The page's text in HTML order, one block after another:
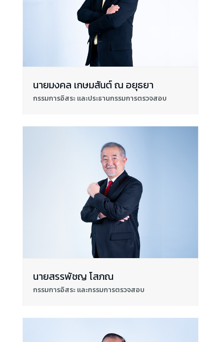
นายมงคล เกษมสันต์ ณ อยุธยา
กรรมการอิสระ และประธานกรรมการตรวจสอบ
นายสรรพัชญ โสภณ
กรรมการอิสระ และกรรมการตรวจสอบ